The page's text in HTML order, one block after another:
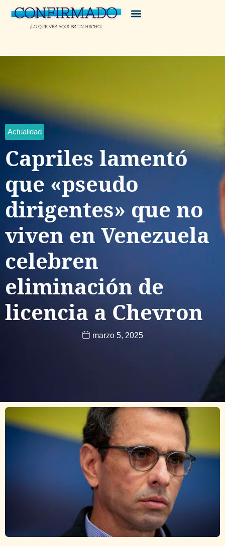
Actualidad
Capriles lamentó
que «pseudo
dirigentes» que no
viven en Venezuela
celebren
eliminación de
licencia a Chevron
marzo 5, 2025